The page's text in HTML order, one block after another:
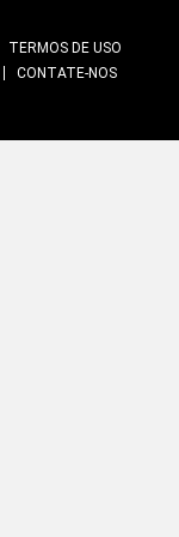
TERMOS DE USO
CONTATE-NOS